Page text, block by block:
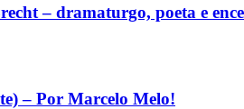
– dramaturgo, poeta e
– Por Marcelo Melo!